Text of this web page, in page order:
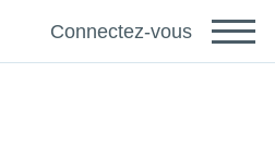
Connectez-vous